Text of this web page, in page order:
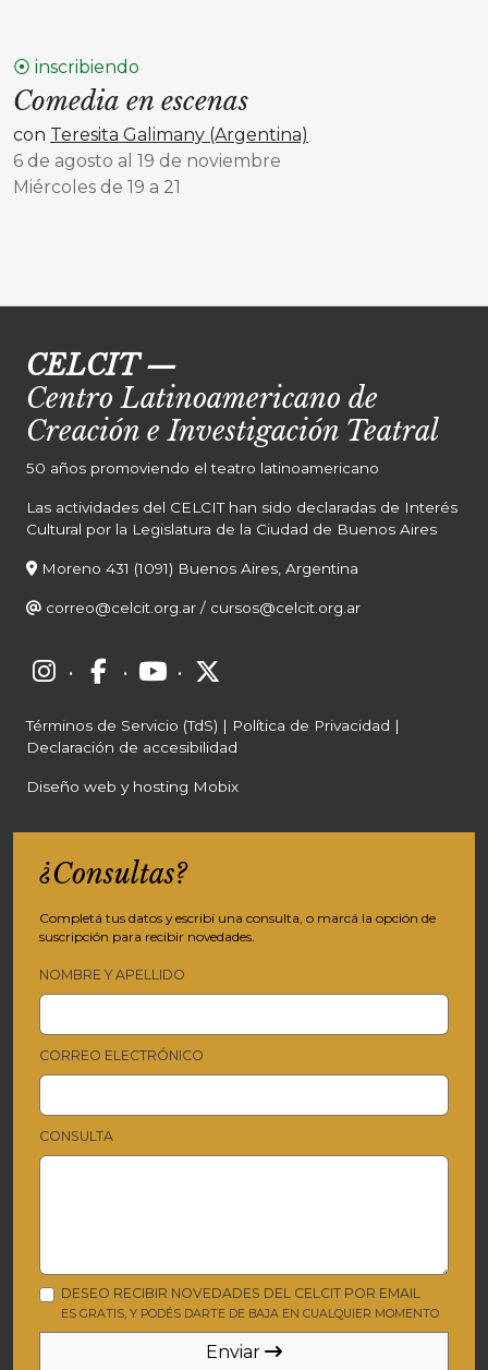
⦿ inscribiendo
Comedia en escenas
con Teresita Galimany (Argentina)
6 de agosto al 19 de noviembre
Miércoles de 19 a 21
CELCIT—
Centro Latinoamericano de
Creación e Investigación Teatral
50 años promoviendo el teatro latinoamericano
Las actividades del CELCIT han sido declaradas de Interés
Cultural por la Legislatura de la Ciudad de Buenos Aires
Moreno 431 (1091) Buenos Aires, Argentina
correo@celcit.org.ar / cursos@celcit.org.ar
· · ·
Términos de Servicio (TdS) | Política de Privacidad |
Declaración de accesibilidad
Diseño web y hosting Mobix
¿Consultas?
Completá tus datos y escribí una consulta, o marcá la opción de
suscripción para recibir novedades.
NOMBRE Y APELLIDO
CORREO ELECTRÓNICO
CONSULTA
DESEO RECIBIR NOVEDADES DEL CELCIT POR EMAIL
ES GRATIS, Y PODÉS DARTE DE BAJA EN CUALQUIER MOMENTO
Enviar